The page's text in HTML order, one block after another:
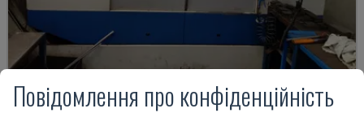
Повідомлення про конфіденційність